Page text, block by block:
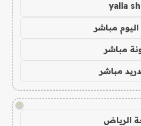
yalla
مباشر
مباشر
مباشر
!
الرياض